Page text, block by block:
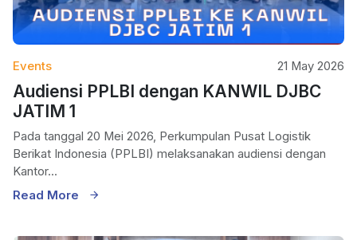
Events 21 May 2026
Audiensi PPLBI dengan KANWIL DJBC
JATIM 1
Pada tanggal 20 Mei 2026, Perkumpulan Pusat Logistik
Berikat Indonesia (PPLBI) melaksanakan audiensi dengan
Kantor...
Read More